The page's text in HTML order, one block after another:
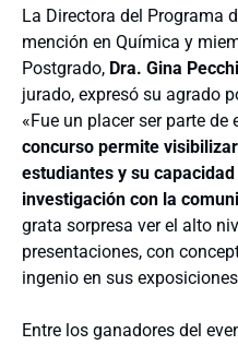
La Directora del Programa
mención en Química y
Postgrado, Dra. Gina
jurado, expresó su agrado
«Fue un placer ser parte de
concurso permite
estudiantes y su
investigación con la
grata sorpresa ver el alto
presentaciones, con
ingenio en sus
Entre los ganadores del